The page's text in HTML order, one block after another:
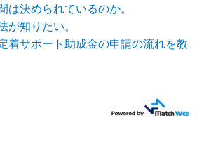
は決められているのか。
が知りたい。
着サポート助成金の申請の流れを教